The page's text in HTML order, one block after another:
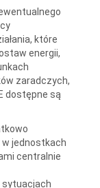
które
energii,
zaradczych,
dostępne są
jednostkach
centralnie
sytuacjach